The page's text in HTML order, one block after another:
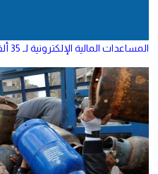
المساعدات المالية الإلكترونية لـ 35 ألف أسرة الأسبوع المقبل